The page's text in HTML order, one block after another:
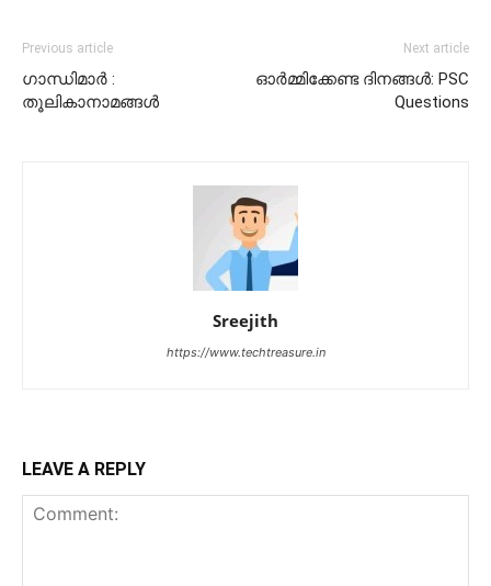
Previous article
ഗാന്ധിമാർ :
തൂലികാനാമങ്ങൾ
Next article
ഓർമ്മിക്കേണ്ട ദിനങ്ങൾ: PSC
Questions
Sreejith
https://www.techtreasure.in
LEAVE A REPLY